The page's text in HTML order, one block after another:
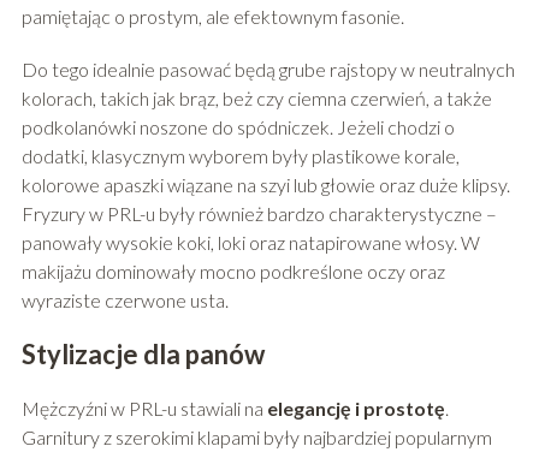
pamiętając o prostym, ale efektownym fasonie.
Do tego idealnie pasować będą grube rajstopy w neutralnych
kolorach, takich jak brąz, beż czy ciemna czerwień, a także
podkolanówki noszone do spódniczek. Jeżeli chodzi o
dodatki, klasycznym wyborem były plastikowe korale,
kolorowe apaszki wiązane na szyi lub głowie oraz duże klipsy.
Fryzury w PRL-u były również bardzo charakterystyczne –
panowały wysokie koki, loki oraz natapirowane włosy. W
makijażu dominowały mocno podkreślone oczy oraz
wyraziste czerwone usta.
Stylizacje dla panów
Mężczyźni w PRL-u stawiali na elegancję i prostotę.
Garnitury z szerokimi klapami były najbardziej popularnym